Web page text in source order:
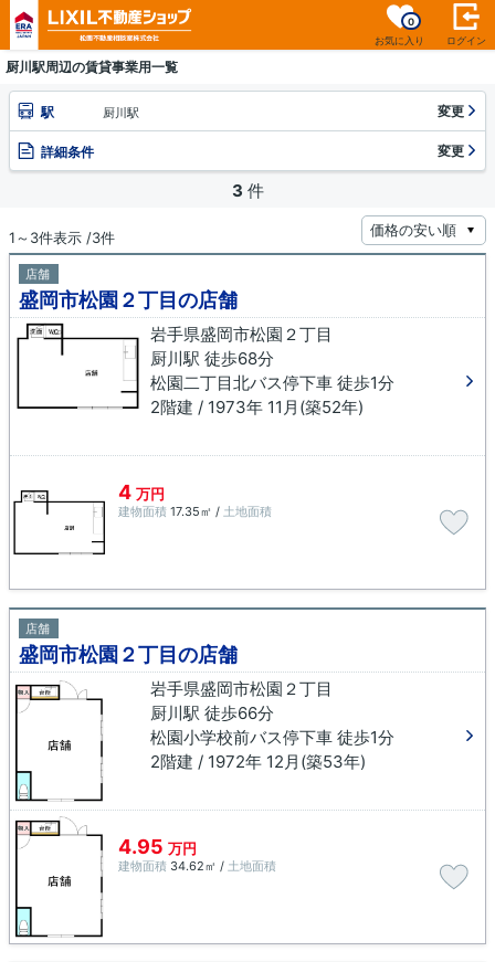
お気に入り
0
ログイン
厨川駅周辺の賃貸事業用一覧
駅 厨川駅 変更
詳細条件 変更
3 件
1～3件表示 /3件
店舗
盛岡市松園２丁目の店舗
岩手県盛岡市松園２丁目
厨川駅 徒歩68分
松園二丁目北バス停下車 徒歩1分
2階建 / 1973年 11月(築52年)
4 万円
建物面積 17.35㎡ / 土地面積
店舗
盛岡市松園２丁目の店舗
岩手県盛岡市松園２丁目
厨川駅 徒歩66分
松園小学校前バス停下車 徒歩1分
2階建 / 1972年 12月(築53年)
4.95 万円
建物面積 34.62㎡ / 土地面積